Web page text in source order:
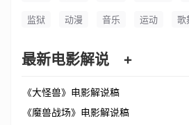
监狱 动漫 音乐 运动 歌
最新电影解说 +
《大怪兽》电影解说稿
《魔兽战场》电影解说稿